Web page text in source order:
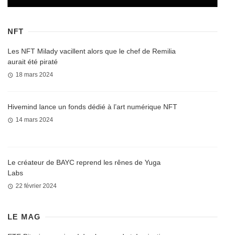
NFT
Les NFT Milady vacillent alors que le chef de Remilia
aurait été piraté
18 mars 2024
Hivemind lance un fonds dédié à l’art numérique NFT
14 mars 2024
Le créateur de BAYC reprend les rênes de Yuga
Labs
22 février 2024
LE MAG